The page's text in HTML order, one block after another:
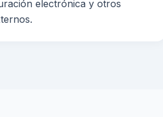
electrónica y otros